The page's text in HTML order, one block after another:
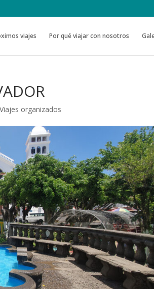
viajes Por qué viajar con nosotros
Viajes organizados